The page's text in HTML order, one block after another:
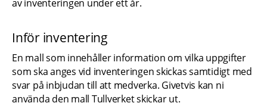
av inventeringen under ett år.
Inför inventering
En mall som innehåller information om vilka uppgifter
som ska anges vid inventeringen skickas samtidigt med
svar på inbjudan till att medverka. Givetvis kan ni
använda den mall Tullverket skickar ut.